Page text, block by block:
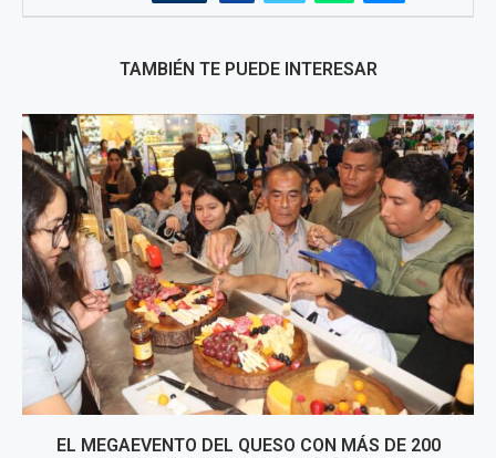
TAMBIÉN TE PUEDE INTERESAR
EL MEGAEVENTO DEL QUESO CON MÁS DE 200